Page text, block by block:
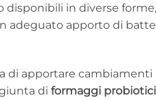
disponibili in diverse forme,
adeguato apporto di
di apportare cambiamenti
di formaggi